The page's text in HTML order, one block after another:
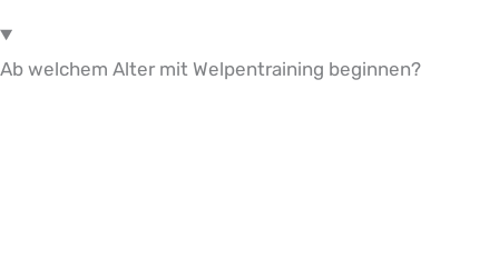
Ab welchem Alter mit Welpentraining beginnen?